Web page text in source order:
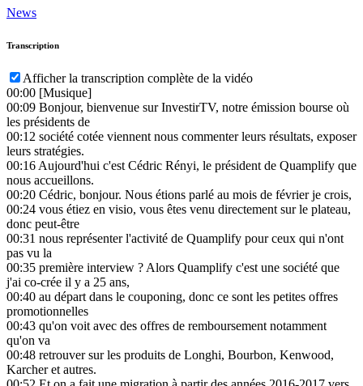
News
Transcription
Afficher la transcription complète de la vidéo
00:00 [Musique]
00:09 Bonjour, bienvenue sur InvestirTV, notre émission bourse où
les présidents de
00:12 société cotée viennent nous commenter leurs résultats, exposer
leurs stratégies.
00:16Aujourd'hui c'est Cédric Rényi, le président de Quamplify que
nous accueillons.
00:20 Cédric, bonjour. Nous étions parlé au mois de février je crois,
00:24 vous étiez en visio, vous êtes venu directement sur le plateau,
donc peut-être
00:31 nous représenter l'activité de Quamplify pour ceux qui n'ont
pas vu la
00:35 première interview ? Alors Quamplify c'est une société que
j'ai co-crée il y a 25 ans,
00:40 au départ dans le couponing, donc ce sont les petites offres
promotionnelles
00:43 qu'on voit avec des offres de remboursement notamment
qu'on va
00:48 retrouver sur les produits de Longhi, Bourbon, Kenwood,
Karcher et autres.